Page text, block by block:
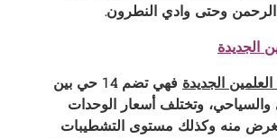
وحتى وادي النطرون.
الجديدة
الجديدة
فهي تضم 14 حي بين
والسياحي، وتختلف أسعار الوحدات
منه وكذلك مستوى التشطيبات